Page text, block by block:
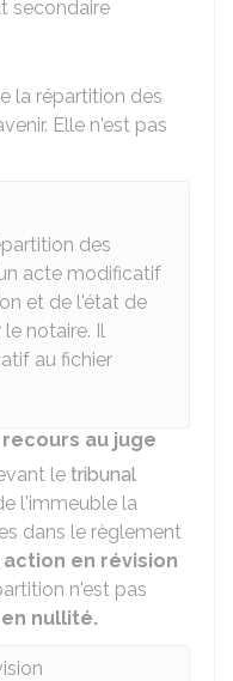
secondaire
la répartition des
Elle n'est pas
des
acte modificatif
et de l'état de
notaire. Il
au fichier
au juge
le tribunal
l'immeuble la
dans le règlement
action en révision
n'est pas
nullité.